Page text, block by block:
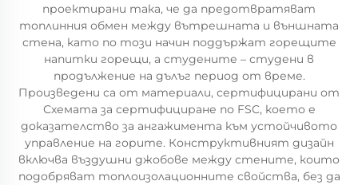
проектирани така, че да предотвратяват
топлинния обмен между вътрешната и външната
стена, като по този начин поддържат горещите
напитки горещи, а студените – студени в
продължение на дълъг период от време.
Произведени са от материали, сертифицирани от
Схемата за сертифициране по FSC, което е
доказателство за ангажимента към устойчивото
управление на горите. Конструктивният дизайн
включва въздушни джобове между стените, които
подобряват топлоизолационните свойства, без да